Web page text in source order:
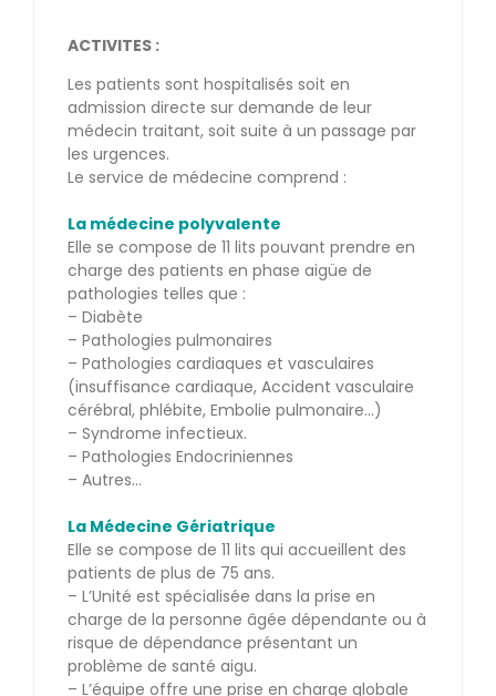
ACTIVITES :
Les patients sont hospitalisés soit en
admission directe sur demande de leur
médecin traitant, soit suite à un passage par
les urgences.
Le service de médecine comprend :
La médecine polyvalente
Elle se compose de 11 lits pouvant prendre en
charge des patients en phase aigüe de
pathologies telles que :
– Diabète
– Pathologies pulmonaires
– Pathologies cardiaques et vasculaires
(insuffisance cardiaque, Accident vasculaire
cérébral, phlébite, Embolie pulmonaire…)
– Syndrome infectieux.
– Pathologies Endocriniennes
– Autres…
La Médecine Gériatrique
Elle se compose de 11 lits qui accueillent des
patients de plus de 75 ans.
– L’Unité est spécialisée dans la prise en
charge de la personne âgée dépendante ou à
risque de dépendance présentant un
problème de santé aigu.
– L’équipe offre une prise en charge globale